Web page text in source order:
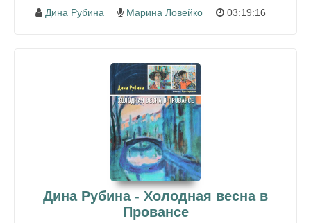
Дина Рубина Марина Ловейко 03:19:16
Дина Рубина - Холодная весна в
Провансе